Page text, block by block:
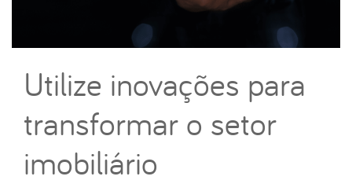
Utilize inovações para
transformar o setor
imobiliário